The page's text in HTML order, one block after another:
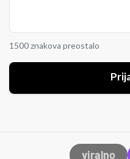
1500 znakova preostalo
viralno